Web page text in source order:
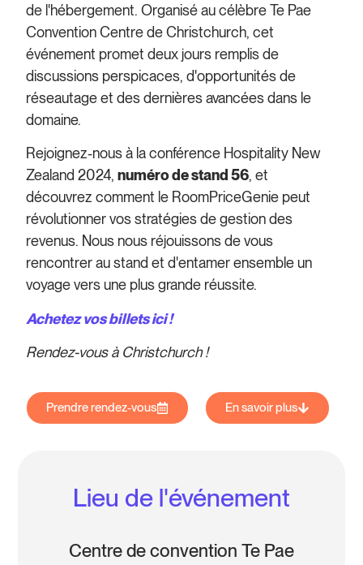
de l'hébergement. Organisé au célèbre Te Pae
Convention Centre de Christchurch, cet
événement promet deux jours remplis de
discussions perspicaces, d'opportunités de
réseautage et des dernières avancées dans le
domaine.
Rejoignez-nous à la conférence Hospitality New
Zealand 2024,numéro de stand 56, et
découvrez comment le RoomPriceGenie peut
révolutionner vos stratégies de gestion des
revenus. Nous nous réjouissons de vous
rencontrer au stand et d'entamer ensemble un
voyage vers une plus grande réussite.
Achetez vos billets ici !
Rendez-vous à Christchurch !
Prendre rendez-vous En savoir plus
Lieu de l'événement
Centre de convention Te Pae